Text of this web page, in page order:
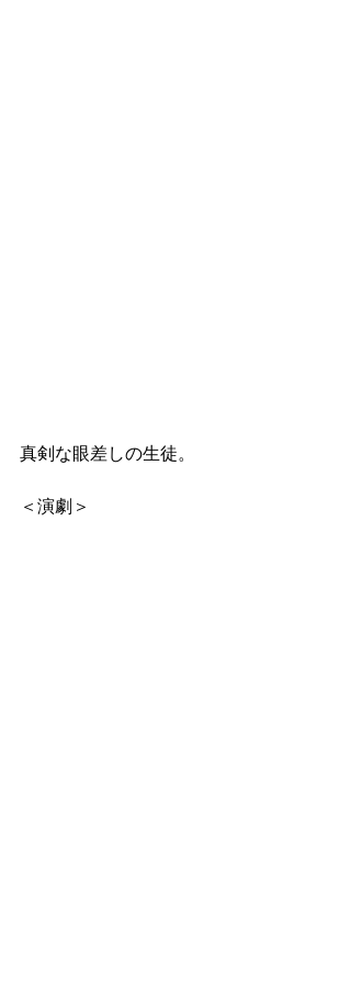
真剣な眼差しの生徒。
＜演劇＞